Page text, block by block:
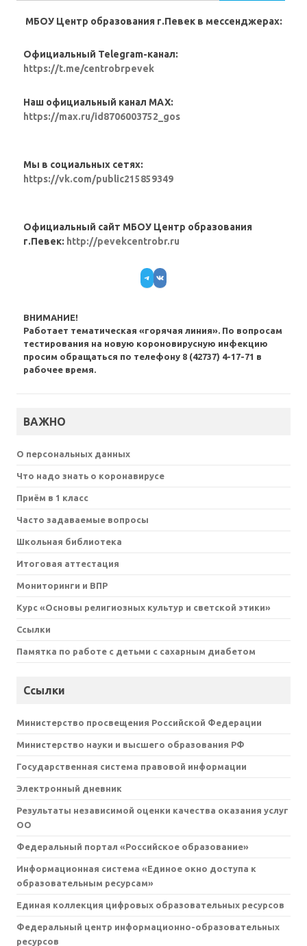
МБОУ Центр образования г.Певек в мессенджерах:
Официальный Telegram-канал:
https://t.me/centrobrpevek
Наш официальный канал MAX:
https://max.ru/id8706003752_gos
Мы в социальных сетях:
https://vk.com/public215859349
Официальный сайт МБОУ Центр образования
г.Певек: http://pevekcentrobr.ru
Telegram
VK
ВНИМАНИЕ!
Работает тематическая «горячая линия». По вопросам
тестирования на новую короновирусную инфекцию
просим обращаться по телефону 8 (42737) 4-17-71 в
рабочее время.
ВАЖНО
О персональных данных
Что надо знать о коронавирусе
Приём в 1 класс
Часто задаваемые вопросы
Школьная библиотека
Итоговая аттестация
Мониторинги и ВПР
Курс «Основы религиозных культур и светской этики»
Ссылки
Памятка по работе с детьми с сахарным диабетом
Ссылки
Министерство просвещения Российской Федерации
Министерство науки и высшего образования РФ
Государственная система правовой информации
Электронный дневник
Результаты независимой оценки качества оказания услуг
ОО
Федеральный портал «Российское образование»
Информационная система «Единое окно доступа к
образовательным ресурсам»
Единая коллекция цифровых образовательных ресурсов
Федеральный центр информационно-образовательных
ресурсов